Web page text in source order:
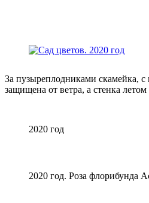
За пузыреплодниками скамейка,
защищена от ветра, а стенка
2020 год
2020 год. Роза флорибунда